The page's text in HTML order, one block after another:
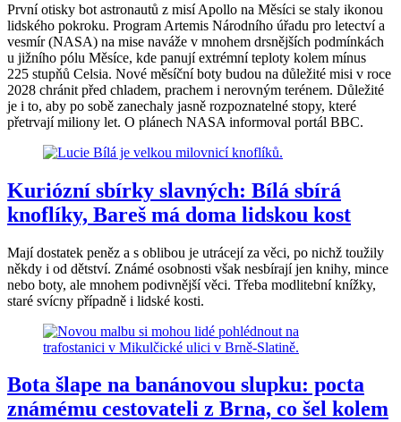
První otisky bot astronautů z misí Apollo na Měsíci se staly ikonou
lidského pokroku. Program Artemis Národního úřadu pro letectví a
vesmír (NASA) na mise naváže v mnohem drsnějších podmínkách
u jižního pólu Měsíce, kde panují extrémní teploty kolem mínus
225 stupňů Celsia. Nové měsíční boty budou na důležité misi v roce
2028 chránit před chladem, prachem i nerovným terénem. Důležité
je i to, aby po sobě zanechaly jasně rozpoznatelné stopy, které
přetrvají miliony let. O plánech NASA informoval portál BBC.
Kuriózní sbírky slavných: Bílá sbírá
knoflíky, Bareš má doma lidskou kost
Mají dostatek peněz a s oblibou je utrácejí za věci, po nichž toužily
někdy i od dětství. Známé osobnosti však nesbírají jen knihy, mince
nebo boty, ale mnohem podivnější věci. Třeba modlitební knížky,
staré svícny případně i lidské kosti.
Bota šlape na banánovou slupku: pocta
známému cestovateli z Brna, co šel kolem